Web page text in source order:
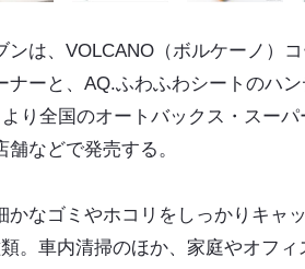
ンは、VOLCANO（ボルケーノ）
ナーと、AQ.ふわふわシートのハン
り全国のオートバックス・スーパ
などで発売する。
かなゴミやホコリをしっかりキャ
。車内清掃のほか、家庭やオフィ